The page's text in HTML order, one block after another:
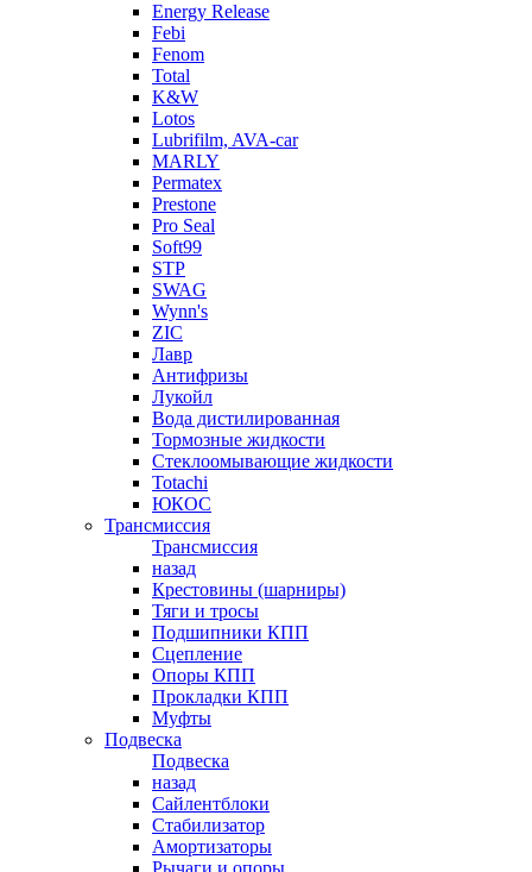
Energy Release
Febi
Fenom
Total
K&W
Lotos
Lubrifilm, AVA-car
MARLY
Permatex
Prestone
Pro Seal
Soft99
STP
SWAG
Wynn's
ZIC
Лавр
Антифризы
Лукойл
Вода дистилированная
Тормозные жидкости
Стеклоомывающие жидкости
Totachi
ЮКОС
Трансмиссия
Трансмиссия
назад
Крестовины (шарниры)
Тяги и тросы
Подшипники КПП
Сцепление
Опоры КПП
Прокладки КПП
Муфты
Подвеска
Подвеска
назад
Сайлентблоки
Стабилизатор
Амортизаторы
Рычаги и опоры